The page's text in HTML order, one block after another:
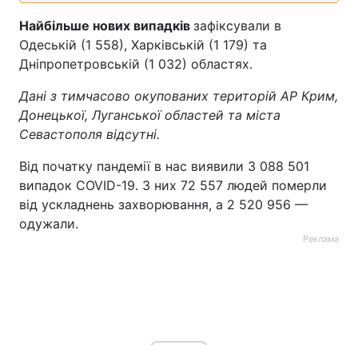
Найбільше нових випадків зафіксували в
Одеській (1 558), Харківській (1 179) та
Дніпропетровській (1 032) областях.
Дані з тимчасово окупованих територій АР Крим,
Донецької, Луганської областей та міста
Севастополя відсутні.
Від початку пандемії в нас виявили 3 088 501
випадок COVID-19. З них 72 557 людей померли
від ускладнень захворювання, а 2 520 956 —
одужали.
Реклама